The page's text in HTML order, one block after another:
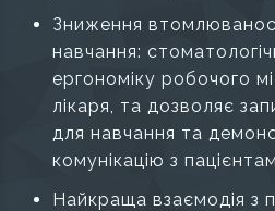
Зниження
навчання:
ергономіку робочого
лікаря, та дозволяє
для навчання та
комунікацію з
Найкраща взаємодія з